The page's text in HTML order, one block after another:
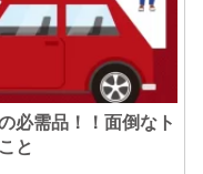
必需品！！面倒なト
と